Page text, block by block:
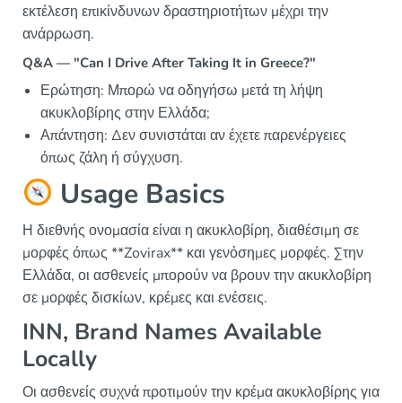
εκτέλεση επικίνδυνων δραστηριοτήτων μέχρι την
ανάρρωση.
Q&A — "Can I Drive After Taking It in Greece?"
Ερώτηση: Μπορώ να οδηγήσω μετά τη λήψη
ακυκλοβίρης στην Ελλάδα;
Απάντηση: Δεν συνιστάται αν έχετε παρενέργειες
όπως ζάλη ή σύγχυση.
Usage Basics
Η διεθνής ονομασία είναι η ακυκλοβίρη, διαθέσιμη σε
μορφές όπως **Zovirax** και γενόσημες μορφές. Στην
Ελλάδα, οι ασθενείς μπορούν να βρουν την ακυκλοβίρη
σε μορφές δισκίων, κρέμες και ενέσεις.
INN, Brand Names Available
Locally
Οι ασθενείς συχνά προτιμούν την κρέμα ακυκλοβίρης για